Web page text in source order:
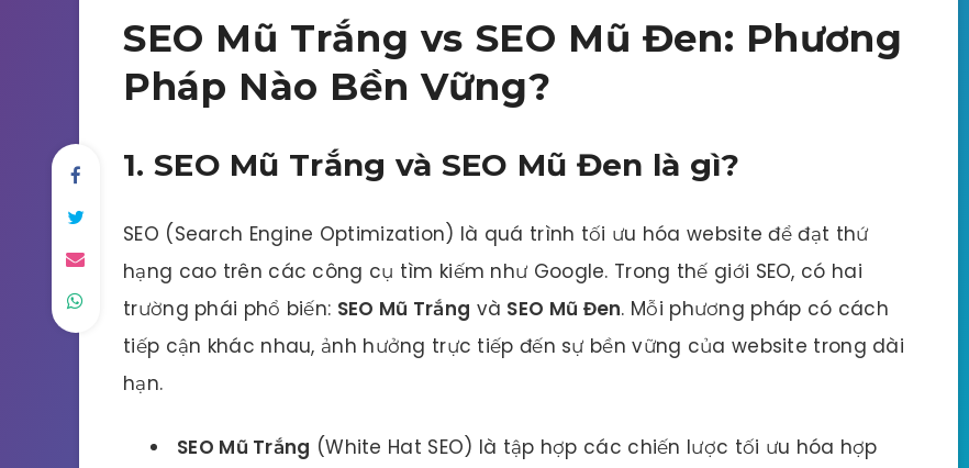
SEO Mũ Trắng vs SEO Mũ Đen: Phương
Pháp Nào Bền Vững?
1. SEO Mũ Trắng và SEO Mũ Đen là gì?
SEO (Search Engine Optimization) là quá trình tối ưu hóa website để đạt thứ
hạng cao trên các công cụ tìm kiếm như Google. Trong thế giới SEO, có hai
trường phái phổ biến: SEO Mũ Trắng và SEO Mũ Đen. Mỗi phương pháp có cách
tiếp cận khác nhau, ảnh hưởng trực tiếp đến sự bền vững của website trong dài
hạn.
SEO Mũ Trắng (White Hat SEO) là tập hợp các chiến lược tối ưu hóa hợp